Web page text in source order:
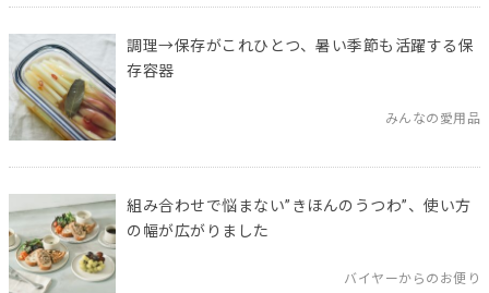
調理→保存がこれひとつ、暑い季節も活躍する保
存容器
みんなの愛用品
組み合わせで悩まない”きほんのうつわ”、使い方
の幅が広がりました
バイヤーからのお便り